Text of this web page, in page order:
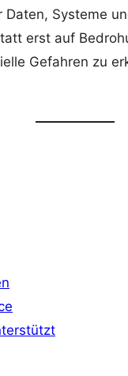
Systeme
erst auf
Gefahren zu